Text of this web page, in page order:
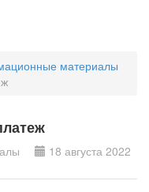
материалы
18 августа 2022